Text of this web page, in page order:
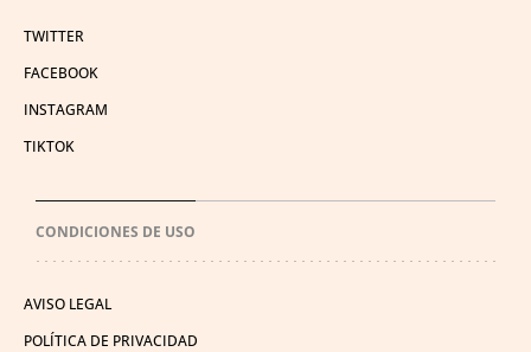
TWITTER
FACEBOOK
INSTAGRAM
TIKTOK
CONDICIONES DE USO
AVISO LEGAL
POLÍTICA DE PRIVACIDAD